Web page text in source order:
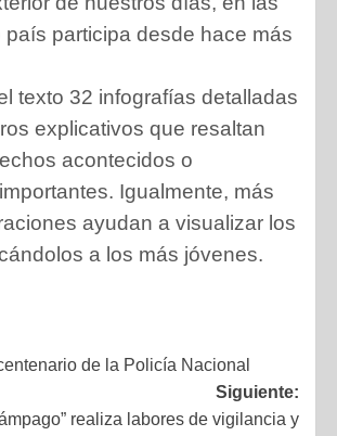
país participa desde hace más
texto 32 infografías detalladas
explicativos que resaltan
acontecidos o
Igualmente, más
ayudan a visualizar los
a los más jóvenes.
de la Policía Nacional
Siguiente:
realiza labores de vigilancia y